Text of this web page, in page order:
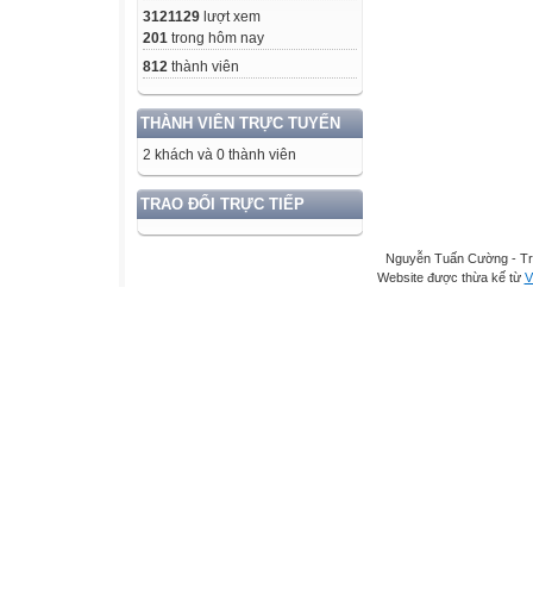
3121129 lượt xem
201 trong hôm nay
812 thành viên
THÀNH VIÊN TRỰC TUYẾN
2 khách và 0 thành viên
TRAO ĐỔI TRỰC TIẾP
Nguyễn Tuấn Cường -
Website được thừa kế từ